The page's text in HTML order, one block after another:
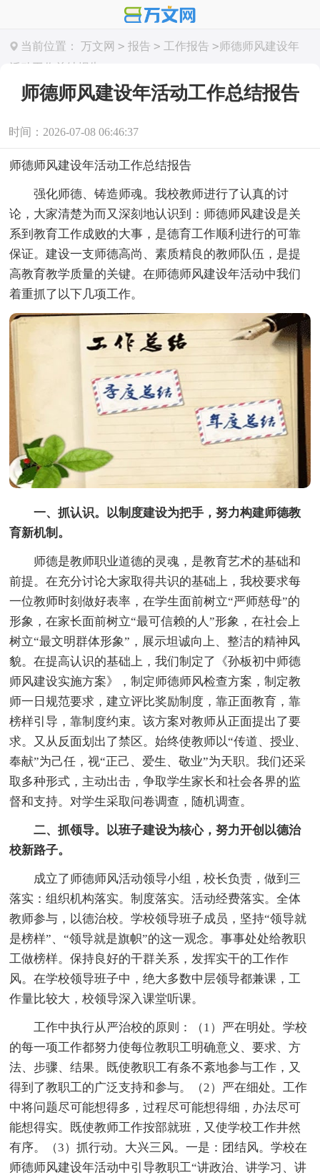
当前位置： 万文网 > 报告 > 工作报告 >师德师风建设年
活动工作总结报告
师德师风建设年活动工作总结报告
时间：2026-07-08 06:46:37
师德师风建设年活动工作总结报告
强化师德、铸造师魂。我校教师进行了认真的讨
论，大家清楚为而又深刻地认识到：师德师风建设是关
系到教育工作成败的大事，是德育工作顺利进行的可靠
保证。建设一支师德高尚、素质精良的教师队伍，是提
高教育教学质量的关键。在师德师风建设年活动中我们
着重抓了以下几项工作。
一、抓认识。以制度建设为把手，努力构建师德教
育新机制。
师德是教师职业道德的灵魂，是教育艺术的基础和
前提。在充分讨论大家取得共识的基础上，我校要求每
一位教师时刻做好表率，在学生面前树立“严师慈母”的
形象，在家长面前树立“最可信赖的人”形象，在社会上
树立“最文明群体形象”，展示坦诚向上、整洁的精神风
貌。在提高认识的基础上，我们制定了《孙板初中师德
师风建设实施方案》，制定师德师风检查方案，制定教
师一日规范要求，建立评比奖励制度，靠正面教育，靠
榜样引导，靠制度约束。该方案对教师从正面提出了要
求。又从反面划出了禁区。始终使教师以“传道、授业、
奉献”为己任，视“正己、爱生、敬业”为天职。我们还采
取多种形式，主动出击，争取学生家长和社会各界的监
督和支持。对学生采取问卷调查，随机调查。
二、抓领导。以班子建设为核心，努力开创以德治
校新路子。
成立了师德师风活动领导小组，校长负责，做到三
落实：组织机构落实。制度落实。活动经费落实。全体
教师参与，以德治校。学校领导班子成员，坚持“领导就
是榜样”、“领导就是旗帜”的这一观念。事事处处给教职
工做榜样。保持良好的干群关系，发挥实干的工作作
风。在学校领导班子中，绝大多数中层领导都兼课，工
作量比较大，校领导深入课堂听课。
工作中执行从严治校的原则：（1）严在明处。学校
的每一项工作都努力使每位教职工明确意义、要求、方
法、步骤、结果。既使教职工有条不紊地参与工作，又
得到了教职工的广泛支持和参与。（2）严在细处。工作
中将问题尽可能想得多，过程尽可能想得细，办法尽可
能想得实。既使教师工作按部就班，又使学校工作井然
有序。（3）抓行动。大兴三风。一是：团结风。学校在
师德师风建设年活动中引导教职工“讲政治、讲学习、讲